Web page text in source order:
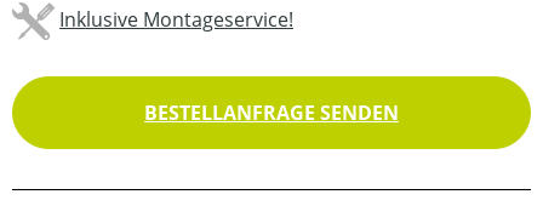
Inklusive Montageservice!
BESTELLANFRAGE SENDEN